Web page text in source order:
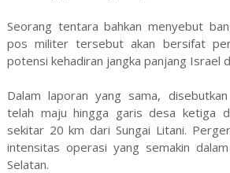
Seorang tentara bahkan menyebut
pos militer tersebut akan bersifat
potensi kehadiran jangka panjang Israel
Dalam laporan yang sama,
telah maju hingga garis desa ketiga
sekitar 20 km dari Sungai Litani.
intensitas operasi yang semakin
Selatan.